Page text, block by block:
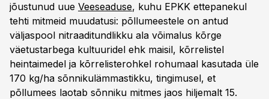
jõustunud uue Veeseaduse, kuhu EPKK ettepanekul
tehti mitmeid muudatusi: põllumeestele on antud
väljaspool nitraaditundlikku ala võimalus kõrge
väetustarbega kultuuridel ehk maisil, kõrrelistel
heintaimedel ja kõrrelisterohkel rohumaal kasutada üle
170 kg/ha sõnnikulämmastikku, tingimusel, et
põllumees laotab sõnniku mitmes jaos hiljemalt 15.